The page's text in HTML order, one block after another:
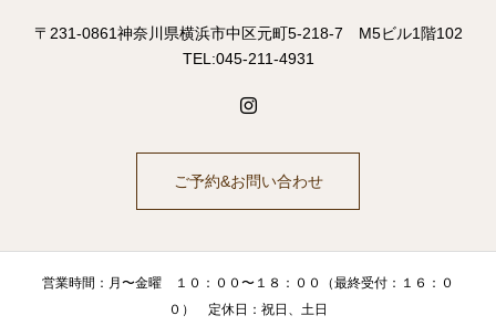
〒231-0861神奈川県横浜市中区元町5-218-7 M5ビル1階102
TEL:045-211-4931
ご予約&お問い合わせ
営業時間：月〜金曜 １０：００〜１８：００（最終受付：１６：０
０） 定休日：祝日、土日